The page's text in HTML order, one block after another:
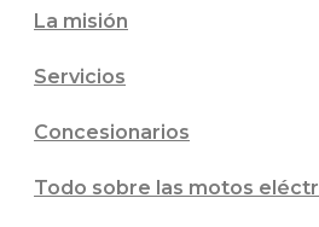
La misión
Servicios
Concesionarios
Todo sobre las motos